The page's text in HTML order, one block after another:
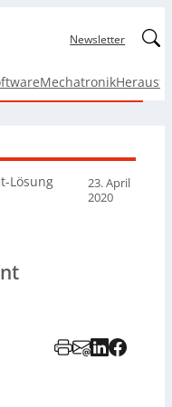
Newsletter
Mechatronik
Lösung
23. April
2020